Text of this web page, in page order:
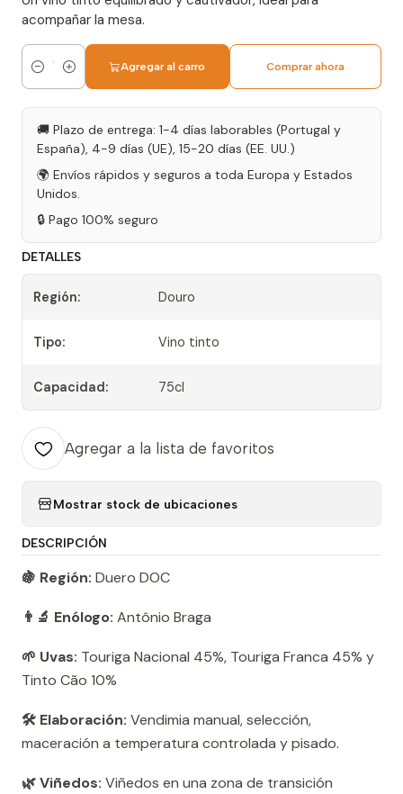
acompañar la mesa.
Cantidad
Agregar al carro Comprar ahora
🚚 Plazo de entrega: 1-4 días laborables (Portugal y
España), 4-9 días (UE), 15-20 días (EE. UU.)
🌍 Envíos rápidos y seguros a toda Europa y Estados
Unidos.
🔒 Pago 100% seguro
DETALLES
Región: Douro
Tipo: Vino tinto
Capacidad: 75cl
Agregar a la lista de favoritos
Mostrar stock de ubicaciones
DESCRIPCIÓN
🍇 Región: Duero DOC
👨‍🔬 Enólogo: Antônio Braga
🌱 Uvas: Touriga Nacional 45%, Touriga Franca 45% y
Tinto Cão 10%
🛠️ Elaboración: Vendimia manual, selección,
maceración a temperatura controlada y pisado.
🌿 Viñedos: Viñedos en una zona de transición